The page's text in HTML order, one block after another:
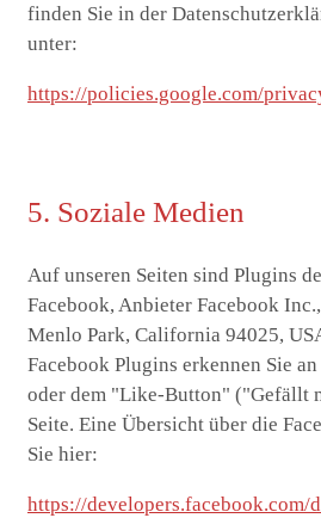
finden Sie in der
unter:
https://policies.google.com/
5. Soziale Medien
Auf unseren Seiten sind Plugins
Facebook, Anbieter Facebook
Menlo Park, California 94025,
Facebook Plugins erkennen Sie
oder dem "Like-Button" ("Gefällt
Seite. Eine Übersicht über die
Sie hier:
https://developers.facebook.com/